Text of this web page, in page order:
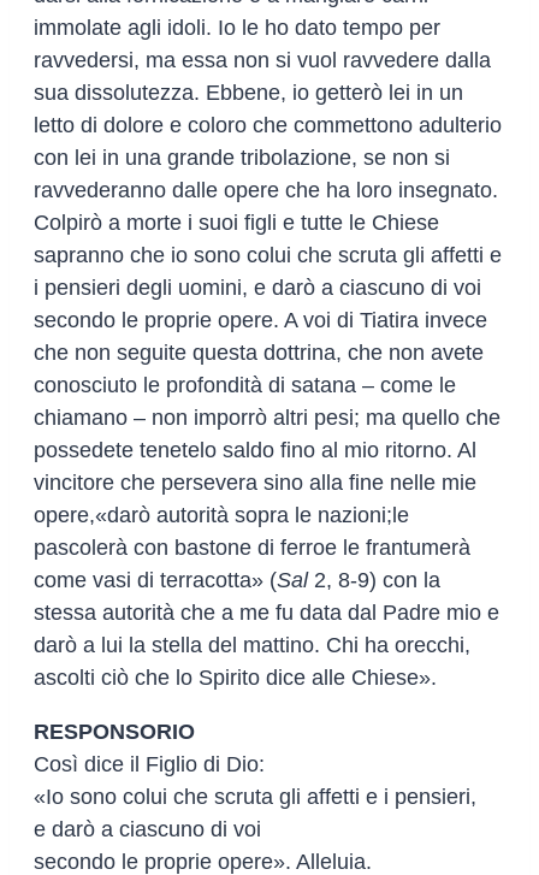
immolate agli idoli. Io le ho dato tempo per
ravvedersi, ma essa non si vuol ravvedere dalla
sua dissolutezza. Ebbene, io getterò lei in un
letto di dolore e coloro che commettono adulterio
con lei in una grande tribolazione, se non si
ravvederanno dalle opere che ha loro insegnato.
Colpirò a morte i suoi figli e tutte le Chiese
sapranno che io sono colui che scruta gli affetti e
i pensieri degli uomini, e darò a ciascuno di voi
secondo le proprie opere. A voi di Tiatira invece
che non seguite questa dottrina, che non avete
conosciuto le profondità di satana – come le
chiamano – non imporrò altri pesi; ma quello che
possedete tenetelo saldo fino al mio ritorno. Al
vincitore che persevera sino alla fine nelle mie
opere,«darò autorità sopra le nazioni;le
pascolerà con bastone di ferroe le frantumerà
come vasi di terracotta» (Sal2, 8-9) con la
stessa autorità che a me fu data dal Padre mio e
darò a lui la stella del mattino. Chi ha orecchi,
ascolti ciò che lo Spirito dice alle Chiese».
RESPONSORIO
Così dice il Figlio di Dio:
«Io sono colui che scruta gli affetti e i pensieri,
e darò a ciascuno di voi
secondo le proprie opere». Alleluia.